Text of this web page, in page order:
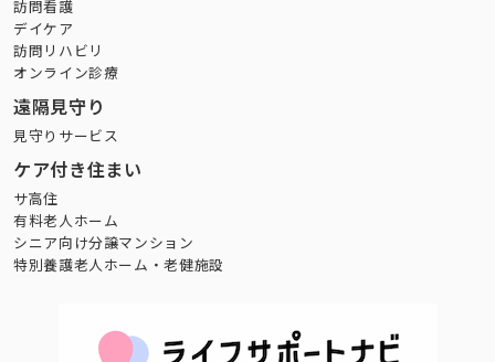
訪問看護
デイケア
訪問リハビリ
オンライン診療
遠隔見守り
見守りサービス
ケア付き住まい
サ高住
有料老人ホーム
シニア向け分譲マンション
特別養護老人ホーム・老健施設